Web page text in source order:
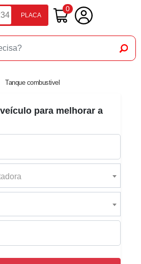
PLACA
0
Tanque combustivel
para melhorar a